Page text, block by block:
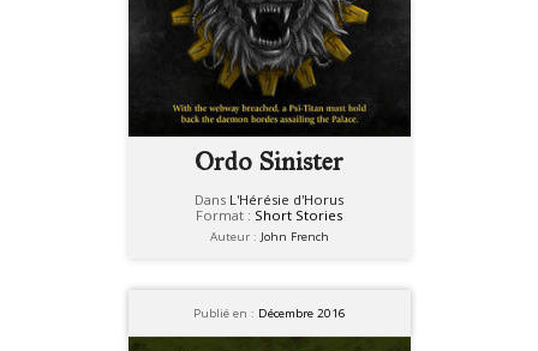
Ordo Sinister
Dans L'Hérésie d'Horus
Format : Short Stories
Auteur : John French
Publié en : Décembre 2016